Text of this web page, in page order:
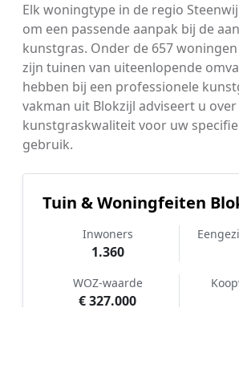
Elk woningtype in de regio
om een passende aanpak bij de
kunstgras. Onder de 657
zijn tuinen van uiteenlopende
hebben bij een professionele
vakman uit Blokzijl adviseert u
kunstgraskwaliteit voor uw
gebruik.
Tuin & Woningfeiten
Inwoners
1.360
WOZ-waarde
€ 327.000